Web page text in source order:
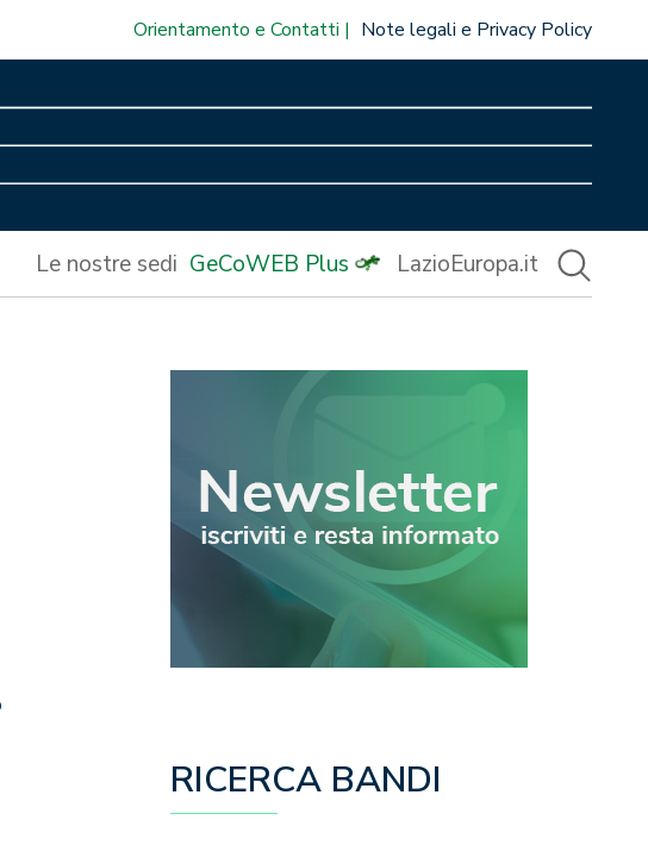
Orientamento e Contatti Note legali e Privacy Policy
Le nostre sedi GeCoWEB Plus LazioEuropa.it
RICERCA BANDI